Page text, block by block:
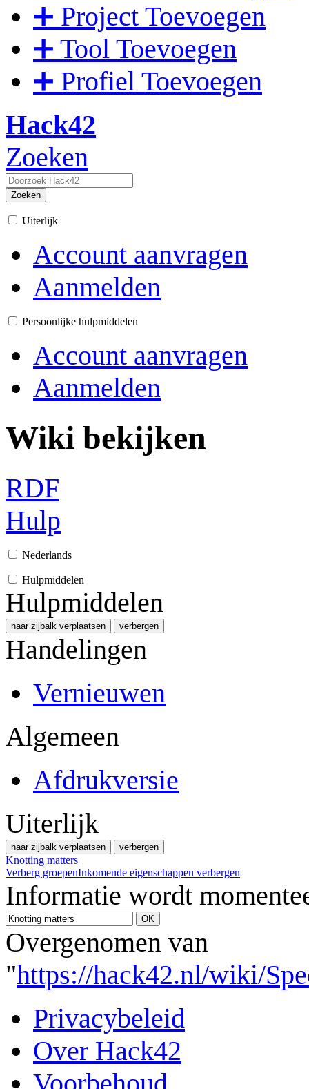
➕ Project Toevoegen
➕ Tool Toevoegen
➕ Profiel Toevoegen
Hack42
Zoeken
Zoeken
Uiterlijk
Account aanvragen
Aanmelden
Persoonlijke hulpmiddelen
Account aanvragen
Aanmelden
Wiki bekijken
RDF
Hulp
Nederlands
Hulpmiddelen
Hulpmiddelen
naar zijbalk verplaatsen verbergen
Handelingen
Vernieuwen
Algemeen
Afdrukversie
Uiterlijk
naar zijbalk verplaatsen verbergen
Knotting matters
Verberg groepenInkomende eigenschappen verbergen
Informatie wordt
Overgenomen van
"https://hack42.nl/wiki/
Privacybeleid
Over Hack42